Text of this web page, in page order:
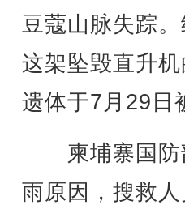
豆蔻山脉失踪
这架坠毁直升
遗体于7月29日
柬埔寨国防
雨原因，搜救